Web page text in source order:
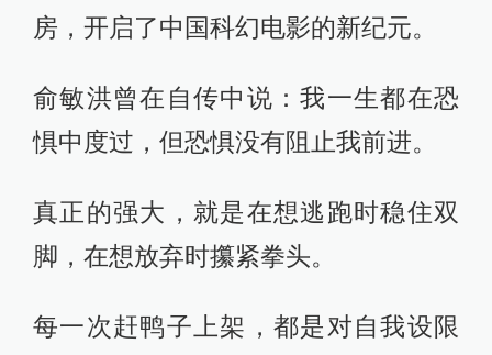
房，开启了中国科幻电影的新纪元。
俞敏洪曾在自传中说：我一生都在恐
惧中度过，但恐惧没有阻止我前进。
真正的强大，就是在想逃跑时稳住双
脚，在想放弃时攥紧拳头。
每一次赶鸭子上架，都是对自我设限